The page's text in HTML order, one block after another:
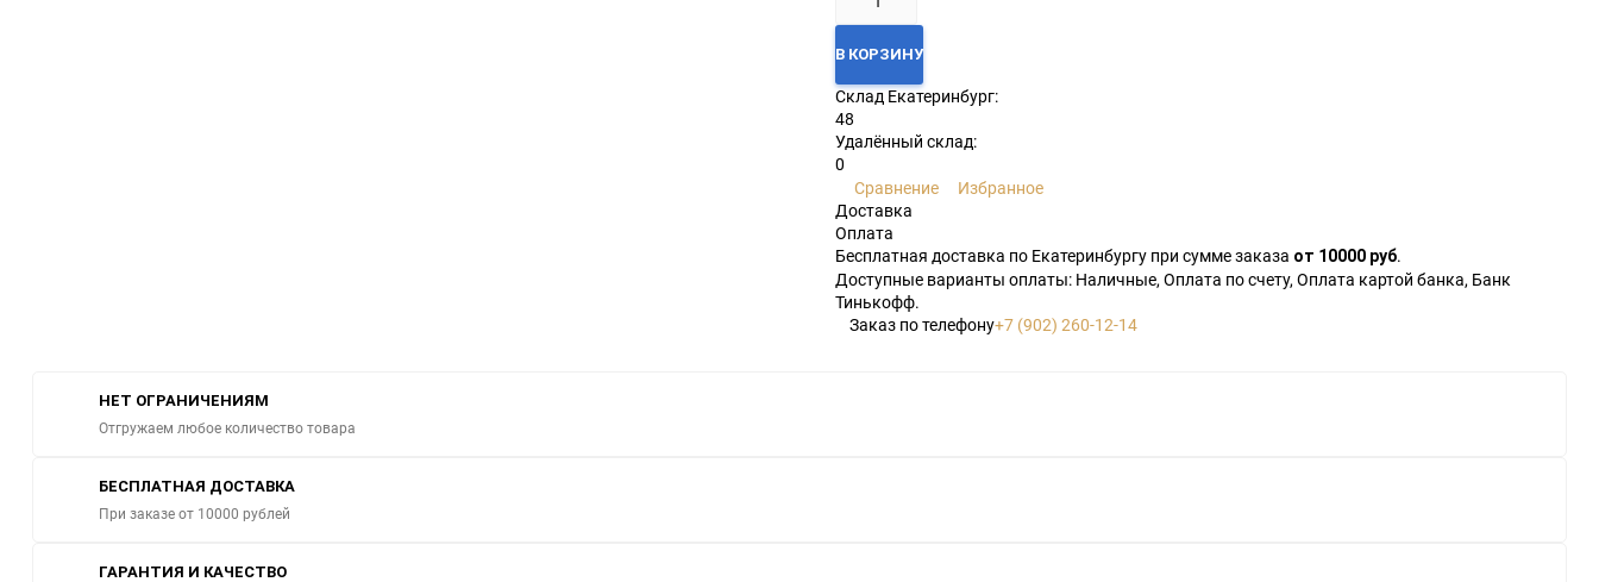
В КОРЗИНУ
Склад Екатеринбург:
48
Удалённый склад:
0
Сравнение
Избранное
Доставка
Оплата
Бесплатная доставка по Екатеринбургу при сумме заказа от 10000 руб.
Доступные варианты оплаты: Наличные, Оплата по счету, Оплата картой банка, Банк
Тинькофф.
Заказ по телефону+7 (902) 260-12-14
НЕТ ОГРАНИЧЕНИЯМ
Отгружаем любое количество товара
БЕСПЛАТНАЯ ДОСТАВКА
При заказе от 10000 рублей
ГАРАНТИЯ И КАЧЕСТВО